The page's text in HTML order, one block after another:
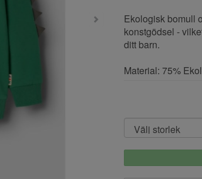
Ekologisk bomull
konstgödsel -
ditt barn.
Material: 75%